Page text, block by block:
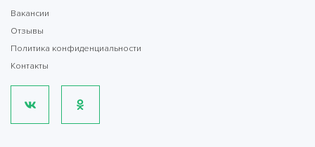
Вакансии
Отзывы
Политика конфиденциальности
Контакты